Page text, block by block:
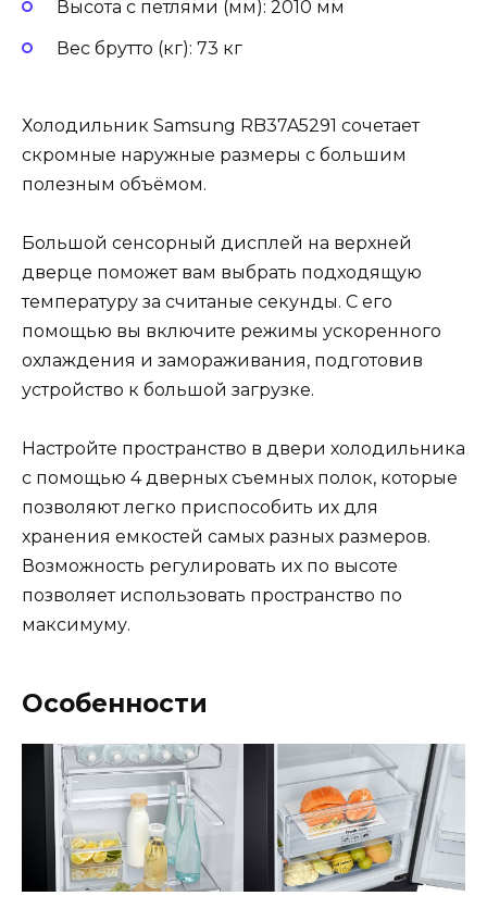
Высота с петлями (мм): 2010 мм
Вес брутто (кг): 73 кг
Холодильник Samsung RB37A5291 сочетает
скромные наружные размеры с большим
полезным объёмом.
Большой сенсорный дисплей на верхней
дверце поможет вам выбрать подходящую
температуру за считаные секунды. С его
помощью вы включите режимы ускоренного
охлаждения и замораживания, подготовив
устройство к большой загрузке.
Настройте пространство в двери холодильника
с помощью 4 дверных съемных полок, которые
позволяют легко приспособить их для
хранения емкостей самых разных размеров.
Возможность регулировать их по высоте
позволяет использовать пространство по
максимуму.
Особенности